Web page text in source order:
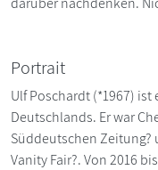
Portrait
Ulf Poschardt (*1967)
Deutschlands. Er war
Süddeutschen Zeitung?
Vanity Fair?. Von 2016